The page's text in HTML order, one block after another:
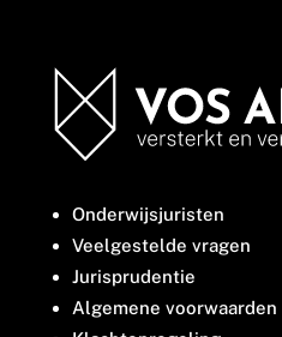
Onderwijsjuristen
Veelgestelde vragen
Jurisprudentie
Algemene voorwaarden